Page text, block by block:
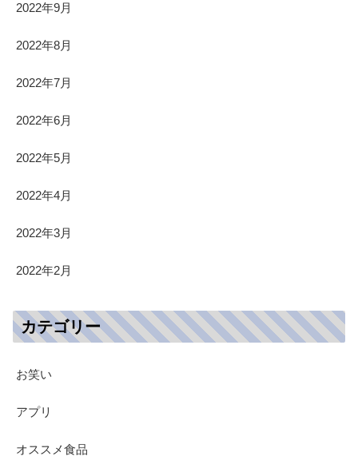
2022年9月
2022年8月
2022年7月
2022年6月
2022年5月
2022年4月
2022年3月
2022年2月
カテゴリー
お笑い
アプリ
オススメ食品